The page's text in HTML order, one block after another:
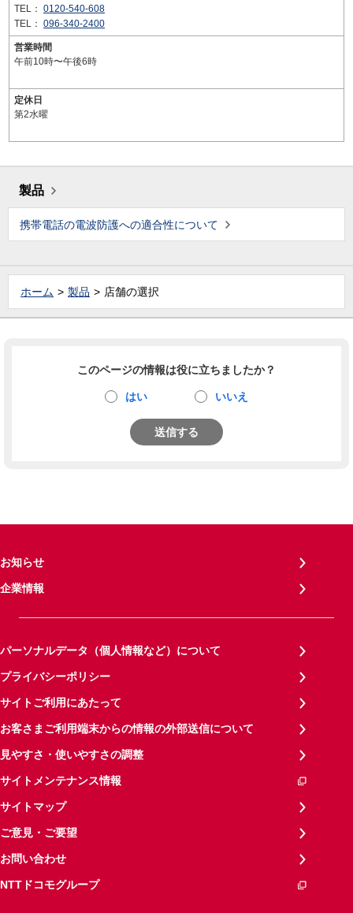
TEL： 0120-540-608
TEL： 096-340-2400
営業時間
午前10時〜午後6時
定休日
第2水曜
製品
携帯電話の電波防護への適合性について
ホーム 製品 店舗の選択
このページの情報は役に立ちましたか？
はい いいえ
送信する
お知らせ
企業情報
パーソナルデータ（個人情報など）について
プライバシーポリシー
サイトご利用にあたって
お客さまご利用端末からの情報の外部送信について
見やすさ・使いやすさの調整
サイトメンテナンス情報
サイトマップ
ご意見・ご要望
お問い合わせ
NTTドコモグループ